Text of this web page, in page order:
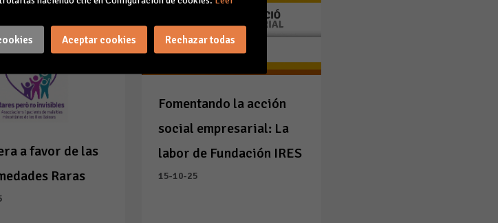
a favor de las
Raras
Fomentando la acción
social empresarial: La
labor de Fundación IRES
15-10-25
Aceptar cookies Rechazar todas